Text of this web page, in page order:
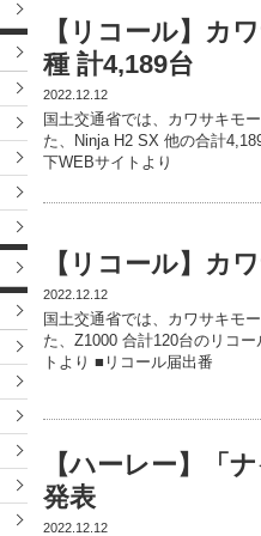
【リコール】カ
種 計4,189台
2022.12.12
国土交通省では、カワサキモ
た、Ninja H2 SX 他の合計
下WEBサイトより
【リコール】カ
2022.12.12
国土交通省では、カワサキモ
た、Z1000 合計120台のリコ
トより ■リコール届出番
【ハーレー】「
発表
2022.12.12